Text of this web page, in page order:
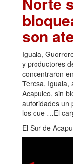
son
Iguala,
y productores
concentraron
Teresa, Iguala,
Acapulco, sin
autoridades un
los que …El
El Sur de